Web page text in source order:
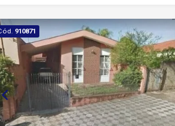
por 10 metros, mesa de bilhar, gazebo.
Localização estratégica, próxima a
diversos comércios, proporcionando
praticidade no dia a dia.
910871